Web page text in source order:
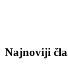
Najnoviji